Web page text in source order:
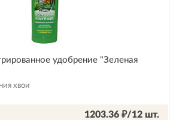
удобрение "Зеленая
хвои
1203.36 ₽/12 шт.